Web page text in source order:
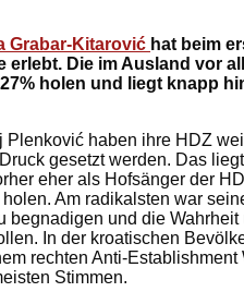
Grabar-Kitarović hat beim
Die im Ausland vor
holen und liegt knapp
haben ihre HDZ
gesetzt werden. Das
eher als Hofsänger der
Am radikalsten war
begnadigen und die
In der kroatischen
rechten Anti-
Stimmen.